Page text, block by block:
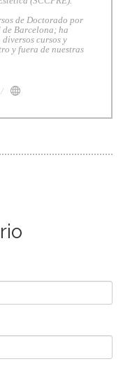
de Doctorado por
Barcelona; ha
cursos y
y fuera de nuestras